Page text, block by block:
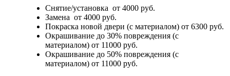
Снятие/установка от 4000 руб.
Замена от 4000 руб.
Покраска новой двери (с материалом) от 6300 руб.
Окрашивание до 30% повреждения (с
материалом) от 11000 руб.
Окрашивание до 50% повреждения (с
материалом) от 11000 руб.